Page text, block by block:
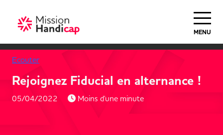
MENU
Ecouter
Rejoignez Fiducial en alternance !
05/04/2022 Moins d'une minute